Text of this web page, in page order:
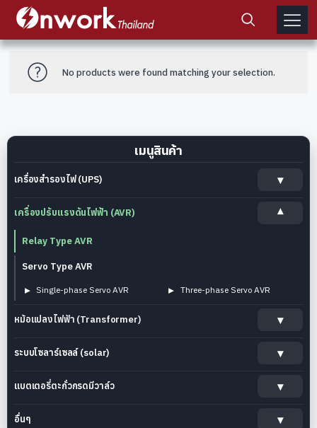
No products were found matching your selection.
เมนูสินค้า
เครื่องสำรองไฟ (UPS)
เครื่องปรับแรงดันไฟฟ้า (AVR)
Relay Type AVR
Servo Type AVR
Single-phase Servo AVR Three-phase Servo AVR
หม้อแปลงไฟฟ้า (Transformer)
ระบบโซลาร์เซลล์ (solar)
แบตเตอรี่ตะกั่วกรดมีวาล์ว
อื่นๆ